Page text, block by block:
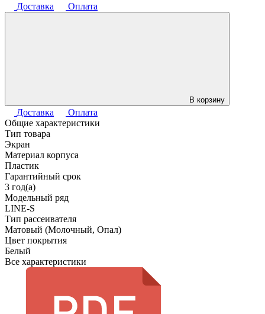
Доставка
Оплата
В корзину
Доставка
Оплата
Общие характеристики
Тип товара
Экран
Материал корпуса
Пластик
Гарантийный срок
3 год(а)
Модельный ряд
LINE-S
Тип рассеивателя
Матовый (Молочный, Опал)
Цвет покрытия
Белый
Все характеристики